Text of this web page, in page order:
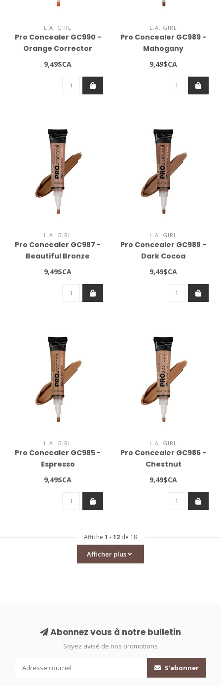
L.A. GIRL
Pro Concealer GC990 -
Orange Corrector
9,49$CA
L.A. GIRL
Pro Concealer GC989 -
Mahogany
9,49$CA
L.A. GIRL
Pro Concealer GC987 -
Beautiful Bronze
9,49$CA
L.A. GIRL
Pro Concealer GC988 -
Dark Cocoa
9,49$CA
L.A. GIRL
Pro Concealer GC985 -
Espresso
9,49$CA
L.A. GIRL
Pro Concealer GC986 -
Chestnut
9,49$CA
Affiche 1 -12 de 18
Afficher plus
Abonnez vous à notre bulletin
Soyez avisé de nos promotions
S'abonner